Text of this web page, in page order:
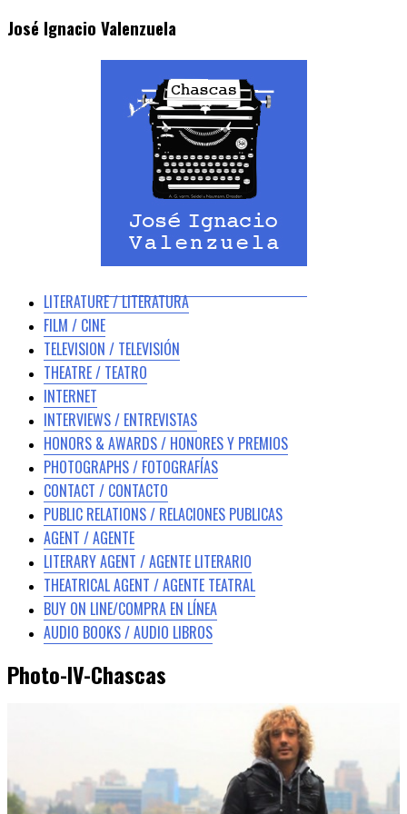
José Ignacio Valenzuela
LITERATURE / LITERATURA
FILM / CINE
TELEVISION / TELEVISIÓN
THEATRE / TEATRO
INTERNET
INTERVIEWS / ENTREVISTAS
HONORS & AWARDS / HONORES Y PREMIOS
PHOTOGRAPHS / FOTOGRAFÍAS
CONTACT / CONTACTO
PUBLIC RELATIONS / RELACIONES PUBLICAS
AGENT / AGENTE
LITERARY AGENT / AGENTE LITERARIO
THEATRICAL AGENT / AGENTE TEATRAL
BUY ON LINE/COMPRA EN LÍNEA
AUDIO BOOKS / AUDIO LIBROS
Photo-IV-Chascas